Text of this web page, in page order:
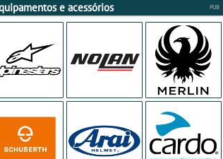
e acessórios